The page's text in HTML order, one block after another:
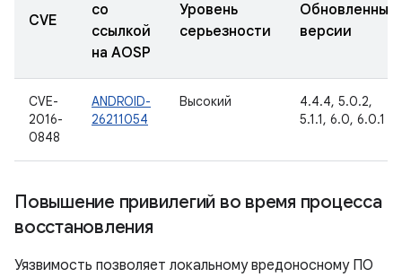
CVE
со
ссылкой
на AOSP
Уровень
серьезности
Обновленные
версии
CVE-
2016-
0848
ANDROID-
26211054
Высокий
4.4.4, 5.0.2,
5.1.1, 6.0, 6.0.1
Повышение привилегий во время процесса
восстановления
Уязвимость позволяет локальному вредоносному ПО